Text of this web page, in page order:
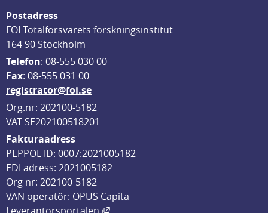
Postadress
FOI Totalförsvarets forskningsinstitut
164 90 Stockholm
Telefon: 08-555 030 00
Fax: 08-555 031 00
registrator@foi.se
Org.nr: 202100-5182
VAT SE202100518201
Fakturaadress
PEPPOL ID: 0007:2021005182
EDI adress: 2021005182
Org nr: 202100-5182
VAN operatör: OPUS Capita
Länk till annan webbplats, öppnas